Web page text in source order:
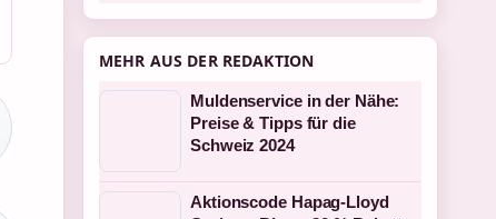
MEHR AUS DER REDAKTION
Muldenservice in der Nähe:
Preise & Tipps für die
Schweiz 2024
Aktionscode Hapag-Lloyd